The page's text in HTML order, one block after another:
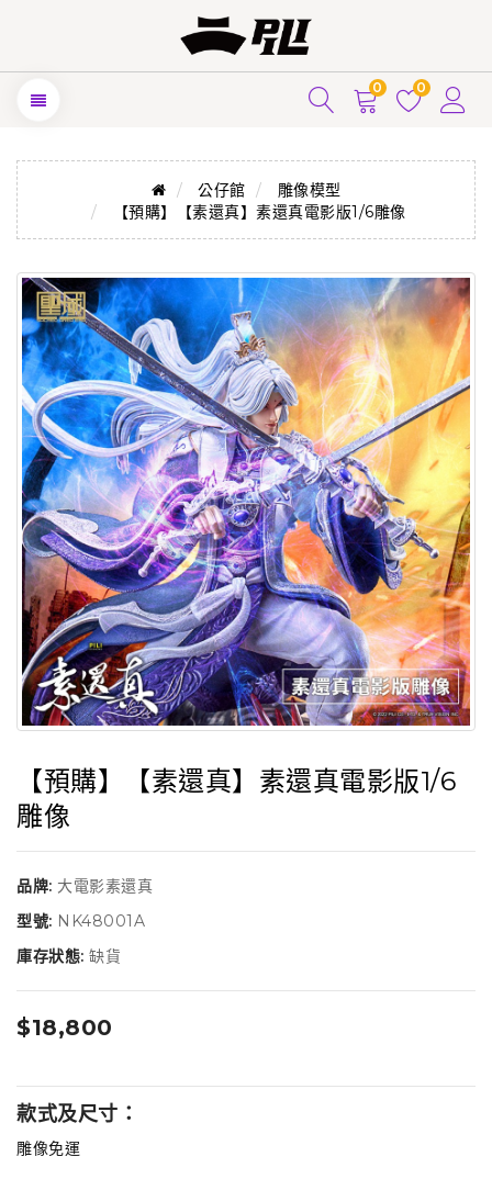
0 0
公仔館
雕像模型
【預購】【素還真】素還真電影版1/6雕像
【預購】【素還真】素還真電影版1/6
雕像
品牌: 大電影素還真
型號: NK48001A
庫存狀態: 缺貨
$18,800
款式及尺寸：
雕像免運